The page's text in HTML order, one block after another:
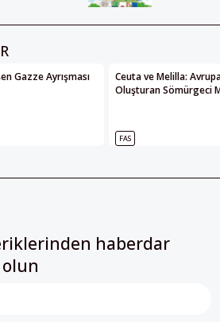
Gazze Ayrışması
Ceuta ve Melilla:
Oluşturan Sömürgeci
FAS
haberdar